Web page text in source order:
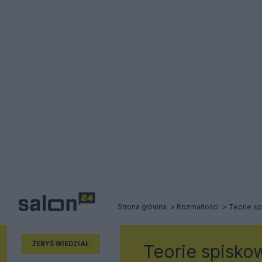
Strona główna Rozmaitości Teorie
ŻEBYŚ WIEDZIAŁ Teorie